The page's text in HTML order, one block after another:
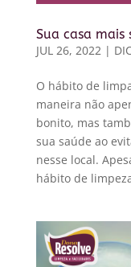
Sua casa mais
JUL 26, 2022 |
O hábito de
maneira não
bonito, mas
sua saúde ao
nesse local.
hábito de